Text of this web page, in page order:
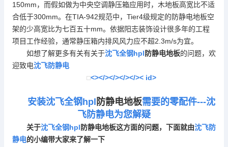
150mm，而假如做为中央空调静压箱应用时，木地板高宽比不适
合低于300mm。在TIA-942规范中，Tier4级规定的防静电地板空
架的少高宽比为七百五十mm。依据阳志装饰设计很多年的工程
项目工作经验，通常静压箱内排风风力应不超2.3m/s为宜。
如想了解更多有关有关于沈飞全钢hpl防静电地板的问题，欢
迎致电沈飞防静电
<></></></></>< id>
安装沈飞全钢hpl 防静电地板需要的零配件---沈
飞防静电为您解疑
关于沈飞全钢hpl防静电地板这方面的问题，下面就由沈飞防
静电的小编带大家来了解一下